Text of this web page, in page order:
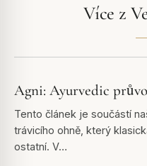
Více z
Agni: Ayurvedic
Tento článek je součástí
trávicího ohně, který
ostatní. V…